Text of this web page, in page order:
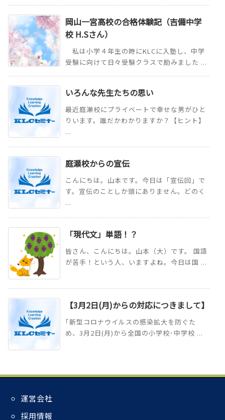
岡山一宮高校の合格体験記（吉備中学
校 H.Sさん）
私は小学４年生の時にKLCに入塾し、中学
受験に向けて日々受験クラスで励みました ...
いろんな先生たちの思い
最近庭瀬校にプライベートで幸せな男がひと
りいます。誰だかわかりますか？【ヒント】
...
庭瀬校からの宣伝
こんにちは。山本です。今日は「宣伝回」で
す。宣伝のことしか頭にありません。どのく
...
「現代文」単語！？
皆さん、こんにちは。山本（大）です。 国語
が苦手！という人、いますよね。今日は国 ...
【3月2日(月)からの対応につきまして】
｢新型コロナウイルスの感染拡大を防ぐた
め、3月2日(月)から全国の小学校･中学校 ...
運営会社
採用情報